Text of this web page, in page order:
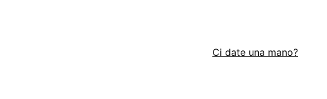
Ci date una mano?